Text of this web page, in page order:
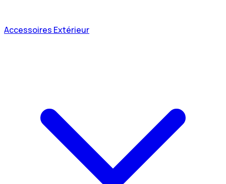
Accessoires Extérieur